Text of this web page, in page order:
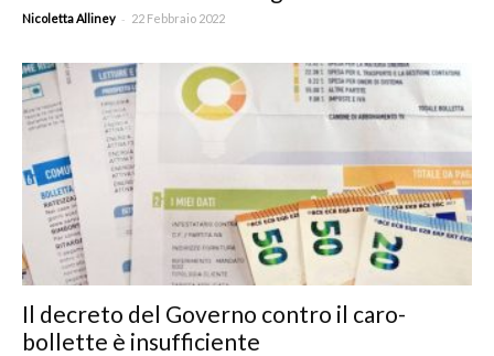
Nicoletta Alliney - 22 Febbraio 2022
Il decreto del Governo contro il caro-
bollette è insufficiente